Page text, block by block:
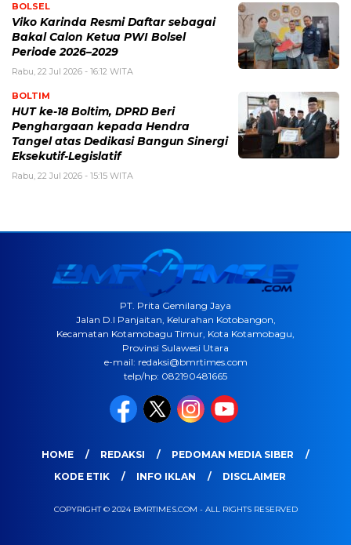
BOLSEL
Viko Karinda Resmi Daftar sebagai
Bakal Calon Ketua PWI Bolsel
Periode 2026–2029
Rabu, 22 Jul 2026 - 16:12 WITA
BOLTIM
HUT ke-18 Boltim, DPRD Beri
Penghargaan kepada Hendra
Tangel atas Dedikasi Bangun Sinergi
Eksekutif-Legislatif
Rabu, 22 Jul 2026 - 15:15 WITA
PT. Prita Gemilang Jaya
Jalan D.I Panjaitan, Kelurahan Kotobangon,
Kecamatan Kotamobagu Timur, Kota Kotamobagu,
Provinsi Sulawesi Utara
e-mail: redaksi@bmrtimes.com
telp/hp: 082190481665
HOME REDAKSI
PEDOMAN MEDIA SIBER
KODE ETIK
INFO IKLAN DISCLAIMER
COPYRIGHT © 2024 BMRTIMES.COM - ALL RIGHTS RESERVED